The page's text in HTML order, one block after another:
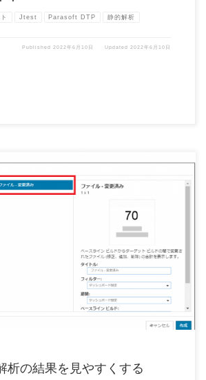
Jtest Parasoft DTP 静的解析
Published 2022年6月10日 Updated 2022年6月10日
の静的解析結果の活用方法や共有方法にお困りではあり
析の結果を見やすくする